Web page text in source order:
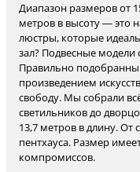
Диапазон размеров от
метров в высоту — это
люстры, которые
зал? Подвесные
Правильно
произведением
свободу. Мы собрали
светильников до
13,7 метров в длину.
пентхауса. Размер
компромиссов.